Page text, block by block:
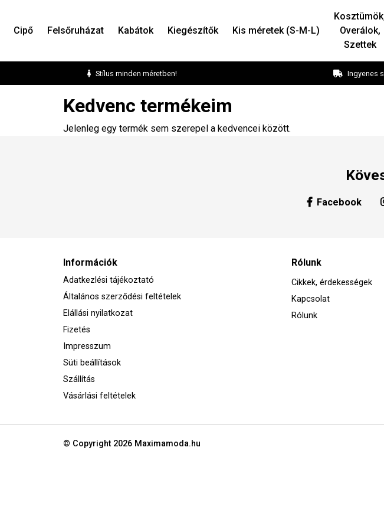
Cipő Felsőruházat Kabátok Kiegészítők Kis méretek (S-M-L)
Overálok,
Szettek
Stílus minden méretben! Ingyenes
Kedvenc termékeim
Jelenleg egy termék sem szerepel a kedvencei között.
Facebook
Információk
Adatkezlési tájékoztató
Általános szerződési feltételek
Elállási nyilatkozat
Fizetés
Impresszum
Süti beállítások
Szállítás
Vásárlási feltételek
Rólunk
Cikkek, érdekességek
Kapcsolat
Rólunk
© Copyright 2026 Maximamoda.hu